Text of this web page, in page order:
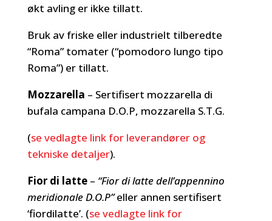
økt avling er ikke tillatt.
Bruk av friske eller industrielt tilberedte
“Roma” tomater (“pomodoro lungo tipo
Roma”) er tillatt.
Mozzarella – Sertifisert mozzarella di
bufala campana D.O.P, mozzarella S.T.G.
(se vedlagte link for leverandører og
tekniske detaljer).
Fior di latte– “Fior di latte dell’appennino
meridionale D.O.P”eller annen sertifisert
‘fiordilatte’. (se vedlagte link for